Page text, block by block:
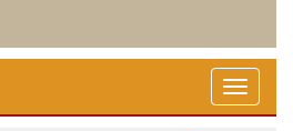
Toggle